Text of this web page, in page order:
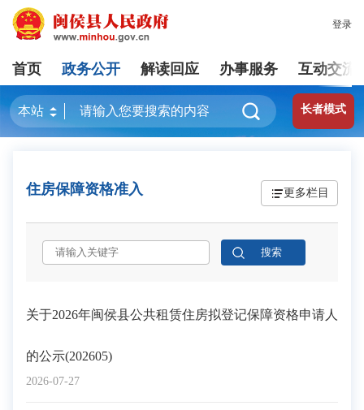
登录
首页 政务公开 解读回应 办事服务 互动交流
长者模式
住房保障资格准入 更多栏目
2026-07-27
关于2026年闽侯县公共租赁住房拟登记保障资格申请人
的公示(202605)